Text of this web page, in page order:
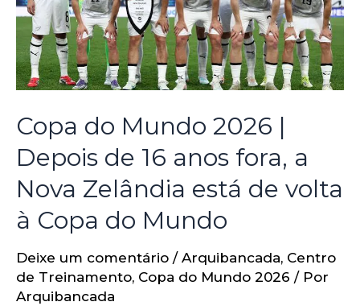
Copa do Mundo 2026 |
Depois de 16 anos fora, a
Nova Zelândia está de volta
à Copa do Mundo
Deixe um comentário / Arquibancada, Centro
de Treinamento, Copa do Mundo 2026 / Por
Arquibancada